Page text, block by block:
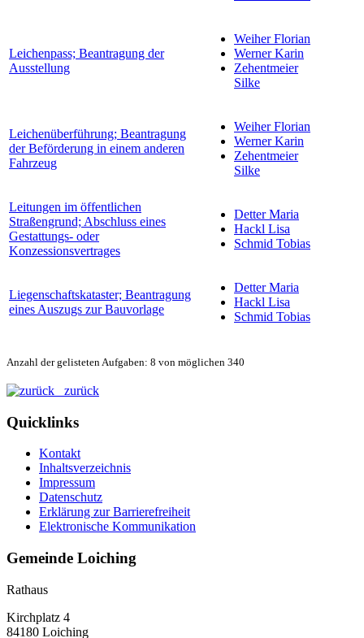
Leichenpass; Beantragung der
Ausstellung
Weiher Florian
Werner Karin
Zehentmeier
Silke
Leichenüberführung; Beantragung
der Beförderung in einem anderen
Fahrzeug
Weiher Florian
Werner Karin
Zehentmeier
Silke
Leitungen im öffentlichen
Straßengrund; Abschluss eines
Gestattungs- oder
Konzessionsvertrages
Detter Maria
Hackl Lisa
Schmid Tobias
Liegenschaftskataster; Beantragung
eines Auszugs zur Bauvorlage
Detter Maria
Hackl Lisa
Schmid Tobias
Anzahl der gelisteten Aufgaben: 8 von möglichen 340
zurück
Quicklinks
Kontakt
Inhaltsverzeichnis
Impressum
Datenschutz
Erklärung zur Barrierefreiheit
Elektronische Kommunikation
Gemeinde Loiching
Rathaus
Kirchplatz 4
84180 Loiching